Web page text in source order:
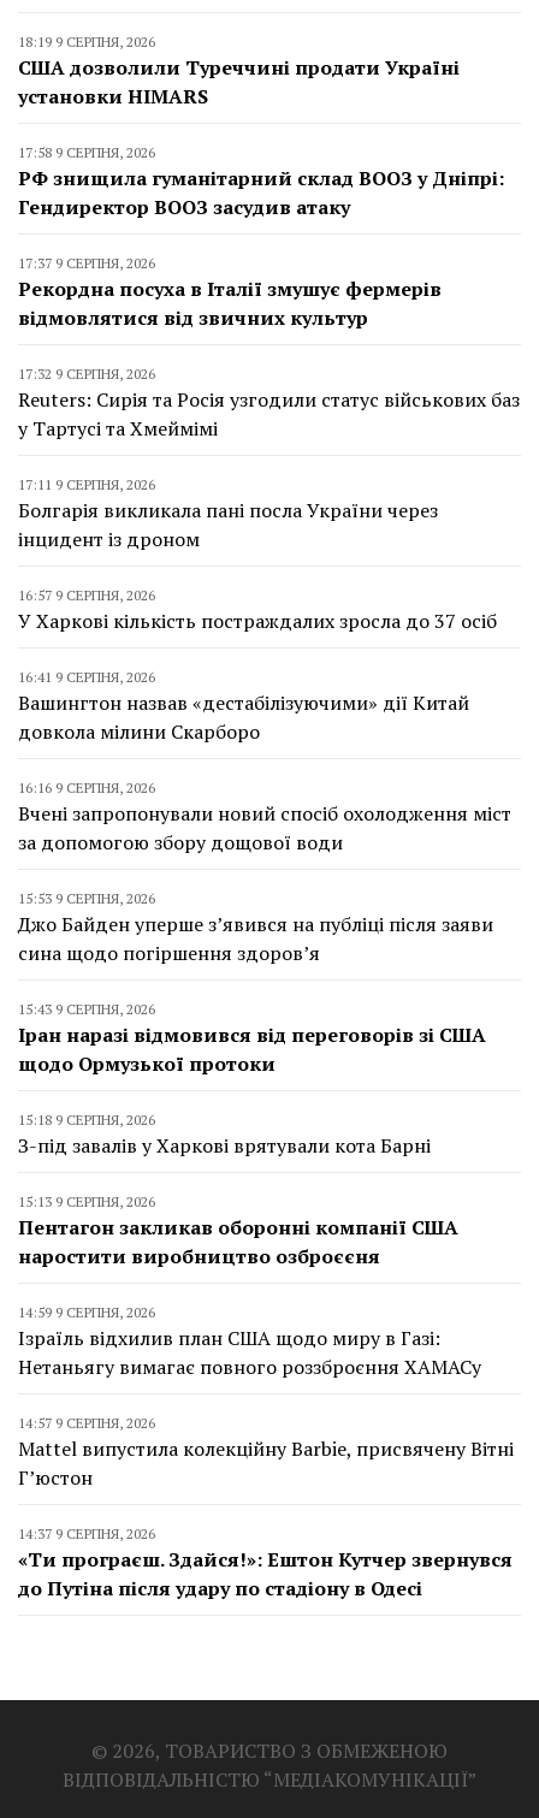
18:19 9 СЕРПНЯ, 2026
США дозволили Туреччині продати Україні
установки HIMARS
17:58 9 СЕРПНЯ, 2026
РФ знищила гуманітарний склад ВООЗ у Дніпрі:
Гендиректор ВООЗ засудив атаку
17:37 9 СЕРПНЯ, 2026
Рекордна посуха в Італії змушує фермерів
відмовлятися від звичних культур
17:32 9 СЕРПНЯ, 2026
Reuters: Сирія та Росія узгодили статус військових баз
у Тартусі та Хмеймімі
17:11 9 СЕРПНЯ, 2026
Болгарія викликала пані посла України через
інцидент із дроном
16:57 9 СЕРПНЯ, 2026
У Харкові кількість постраждалих зросла до 37 осіб
16:41 9 СЕРПНЯ, 2026
Вашингтон назвав «дестабілізуючими» дії Китай
довкола мілини Скарборо
16:16 9 СЕРПНЯ, 2026
Вчені запропонували новий спосіб охолодження міст
за допомогою збору дощової води
15:53 9 СЕРПНЯ, 2026
Джо Байден уперше з’явився на публіці після заяви
сина щодо погіршення здоров’я
15:43 9 СЕРПНЯ, 2026
Іран наразі відмовився від переговорів зі США
щодо Ормузької протоки
15:18 9 СЕРПНЯ, 2026
З-під завалів у Харкові врятували кота Барні
15:13 9 СЕРПНЯ, 2026
Пентагон закликав оборонні компанії США
наростити виробництво озброєєня
14:59 9 СЕРПНЯ, 2026
Ізраїль відхилив план США щодо миру в Газі:
Нетаньягу вимагає повного роззброєння ХАМАСу
14:57 9 СЕРПНЯ, 2026
Mattel випустила колекційну Barbie, присвячену Вітні
Г’юстон
14:37 9 СЕРПНЯ, 2026
«Ти програєш. Здайся!»: Ештон Кутчер звернувся
до Путіна після удару по стадіону в Одесі
© 2026, ТОВАРИСТВО З ОБМЕЖЕНОЮ
ВІДПОВІДАЛЬНІСТЮ “МЕДІАКОМУНІКАЦІЇ”